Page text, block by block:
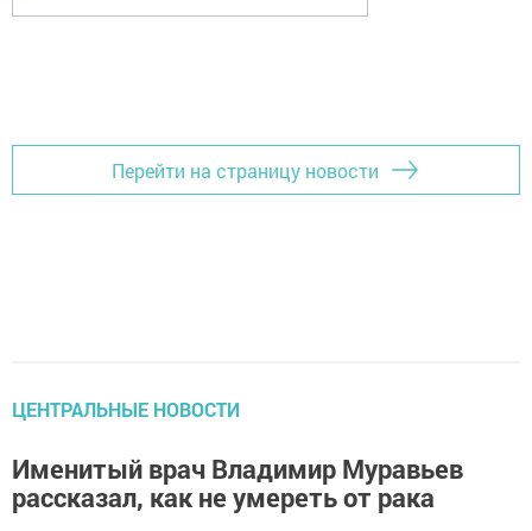
Перейти на страницу новости
ЦЕНТРАЛЬНЫЕ НОВОСТИ
Именитый врач Владимир Муравьев
рассказал, как не умереть от рака